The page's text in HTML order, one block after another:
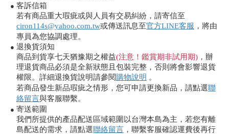
● 客訴信箱
若有商品重大瑕疵或與人員有交易糾紛，請寄信至
ciron114s@yahoo.com.tw或傳送訊息至官方LINE客服 ，將由
專員為您協調處理。
● 退換貨須知
商品到貨享七天猶豫期之權益(注意！鑑賞期非試用期) ，辦
理退貨商品必須是全新狀態且包裝完整，否則將會影響退貨
權限。詳細退換貨說明請參閱購物說明 。
若商品發生新品瑕疵之情形，您可申請更換新品，請點選聯
絡留言與客服聯繫。
● 寄送範圍
我們所提供的產品配送區域範圍以台灣本島為主，若您有離
島配送的需求，請點選聯絡留言 ，聯繫客服確認運費後再行